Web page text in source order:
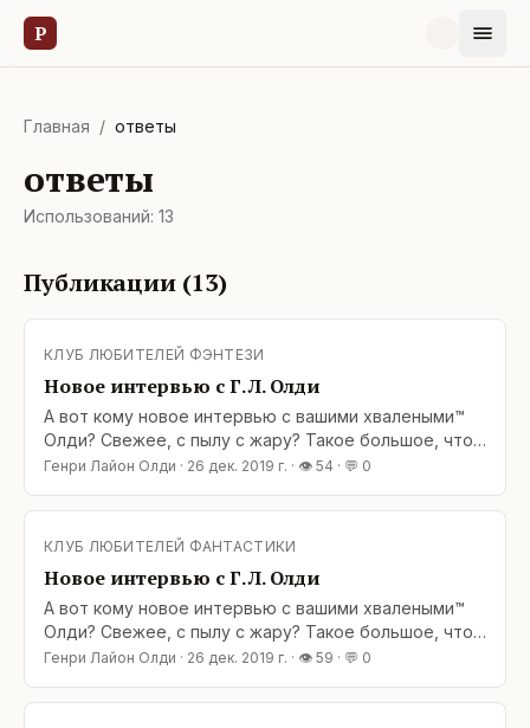
Р
Главная / ответы
ответы
Использований: 13
Публикации (13)
КЛУБ ЛЮБИТЕЛЕЙ ФЭНТЕЗИ
Новое интервью с Г. Л. Олди
А вот кому новое интервью с вашими хвалеными™
Олди? Свежее, с пылу с жару? Такое большое, что
аж в двух частях? Бегом по ссылкам: Часть 1:
knigi-v-god-12-25 Часть 2: https://telegra.ph/O-knigah-
chitatelyah-i-perevodah-CHast-2-12-25 P. S. Все, у кого
указанный ресурс почему-то
Генри Лайон Олди · 26 дек. 2019 г. · 👁 54 · 💬 0
КЛУБ ЛЮБИТЕЛЕЙ ФАНТАСТИКИ
Новое интервью с Г. Л. Олди
А вот кому новое интервью с вашими хвалеными™
Олди? Свежее, с пылу с жару? Такое большое, что
аж в двух частях? Бегом по ссылкам: Часть 1:
knigi-v-god-12-25 Часть 2: https://telegra.ph/O-knigah-
Генри Лайон Олди · 26 дек. 2019 г. · 👁 59 · 💬 0